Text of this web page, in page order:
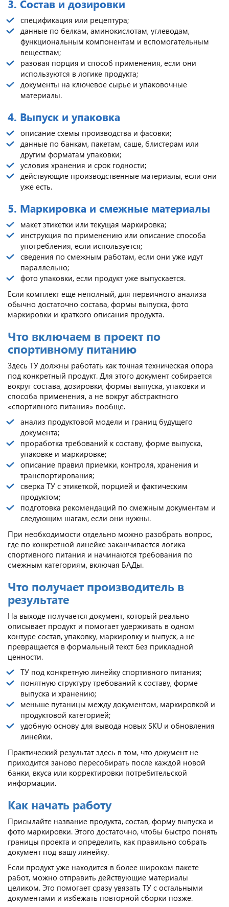
3. Состав и дозировки
спецификация или рецептура;
данные по белкам, аминокислотам, углеводам,
функциональным компонентам и вспомогательным
веществам;
разовая порция и способ применения, если они
используются в логике продукта;
документы на ключевое сырье и упаковочные
материалы.
4. Выпуск и упаковка
описание схемы производства и фасовки;
данные по банкам, пакетам, саше, блистерам или
другим форматам упаковки;
условия хранения и срок годности;
действующие производственные материалы, если они
уже есть.
5. Маркировка и смежные материалы
макет этикетки или текущая маркировка;
инструкция по применению или описание способа
употребления, если используется;
сведения по смежным работам, если они уже идут
параллельно;
фото упаковки, если продукт уже выпускается.
Если комплект еще неполный, для первичного анализа
обычно достаточно состава, формы выпуска, фото
маркировки и краткого описания продукта.
Что включаем в проект по
спортивному питанию
Здесь ТУ должны работать как точная техническая опора
под конкретный продукт. Для этого документ собирается
вокруг состава, дозировки, формы выпуска, упаковки и
способа применения, а не вокруг абстрактного
«спортивного питания» вообще.
анализ продуктовой модели и границ будущего
документа;
проработка требований к составу, форме выпуска,
упаковке и маркировке;
описание правил приемки, контроля, хранения и
транспортирования;
сверка ТУ с этикеткой, порцией и фактическим
продуктом;
подготовка рекомендаций по смежным документам и
следующим шагам, если они нужны.
При необходимости отдельно можно разобрать вопрос,
где по конкретной линейке заканчивается логика
спортивного питания и начинаются требования по
смежным категориям, включая БАДы.
Что получает производитель в
результате
На выходе получается документ, который реально
описывает продукт и помогает удерживать в одном
контуре состав, упаковку, маркировку и выпуск, а не
превращается в формальный текст без прикладной
ценности.
ТУ под конкретную линейку спортивного питания;
понятную структуру требований к составу, форме
выпуска и хранению;
меньше путаницы между документом, маркировкой и
продуктовой категорией;
удобную основу для вывода новых SKU и обновления
линейки.
Практический результат здесь в том, что документ не
приходится заново пересобирать после каждой новой
банки, вкуса или корректировки потребительской
информации.
Как начать работу
Присылайте название продукта, состав, форму выпуска и
фото маркировки. Этого достаточно, чтобы быстро понять
границы проекта и определить, как правильно собрать
документ под вашу линейку.
Если продукт уже находится в более широком пакете
работ, можно отправить действующие материалы
целиком. Это помогает сразу увязать ТУ с остальными
документами и избежать повторной сборки позже.